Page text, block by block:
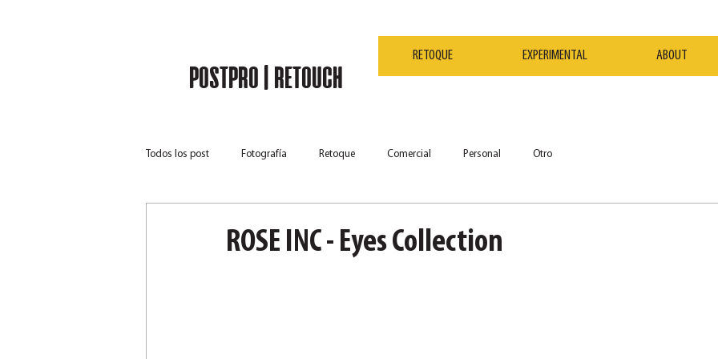
POSTPRO | RETOUCH
RETOQUE EXPERIMENTAL ABOUT
Todos los post Fotografía Retoque Comercial Personal Otro
ROSE INC - Eyes Collection